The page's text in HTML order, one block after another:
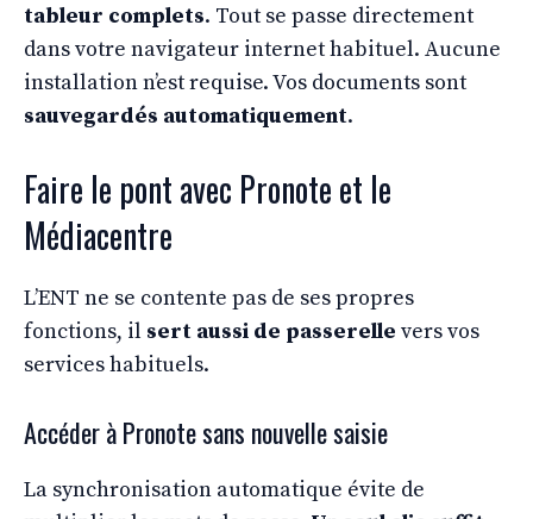
tableur complets. Tout se passe directement
dans votre navigateur internet habituel. Aucune
installation n’est requise. Vos documents sont
sauvegardés automatiquement.
Faire le pont avec Pronote et le
Médiacentre
L’ENT ne se contente pas de ses propres
fonctions, il sert aussi de passerelle vers vos
services habituels.
Accéder à Pronote sans nouvelle saisie
La synchronisation automatique évite de